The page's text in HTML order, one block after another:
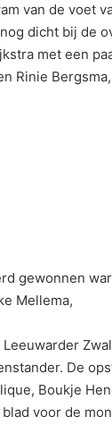
van de voet
dicht bij de
met een
Rinie
gewonnen
Mellema,
De
Boukje
voor de